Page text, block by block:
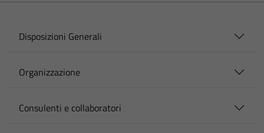
Disposizioni Generali
Organizzazione
Consulenti e collaboratori